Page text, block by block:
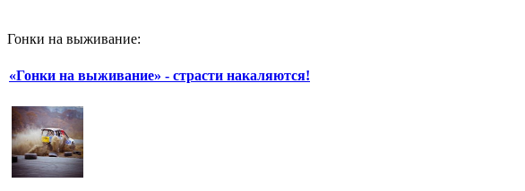
Гонки на выживание:
«Гонки на выживание» - страсти накаляются!